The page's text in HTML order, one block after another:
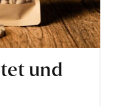
und